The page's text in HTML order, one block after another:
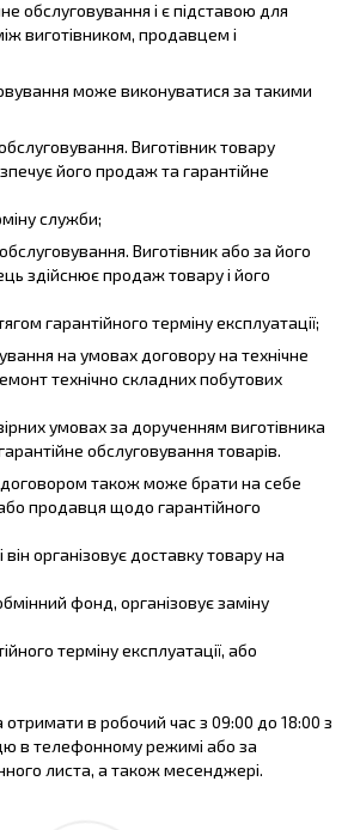
обслуговування і є підставою для
виготівником, продавцем і
може виконуватися за такими
Виготівник товару
його продаж та гарантійне
служби;
Виготівник або за його
здійснює продаж товару і його
гарантійного терміну експлуатації;
на умовах договору на технічне
технічно складних побутових
умовах за дорученням виготівника
обслуговування товарів.
договором також може брати на себе
продавця щодо гарантійного
організовує доставку товару на
фонд, організовує заміну
терміну експлуатації, або
в робочий час з 09:00 до 18:00 з
в телефонному режимі або за
листа, а також месенджері.